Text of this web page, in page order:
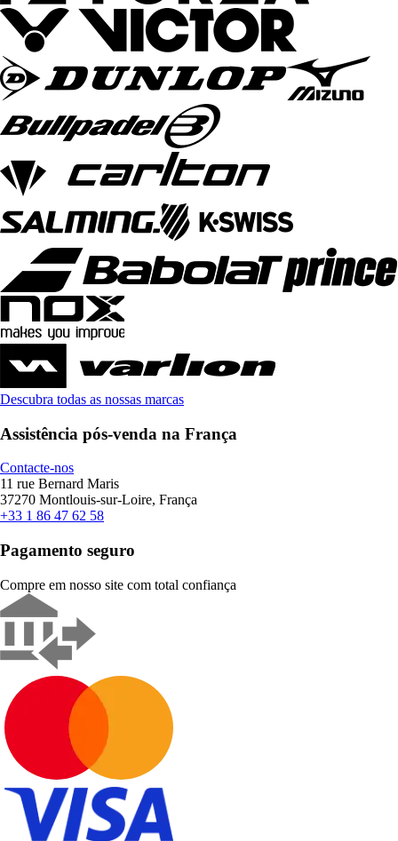
Descubra todas as nossas marcas
Assistência pós-venda na França
Contacte-nos
11 rue Bernard Maris
37270 Montlouis-sur-Loire, França
+33 1 86 47 62 58
Pagamento seguro
Compre em nosso site com total confiança